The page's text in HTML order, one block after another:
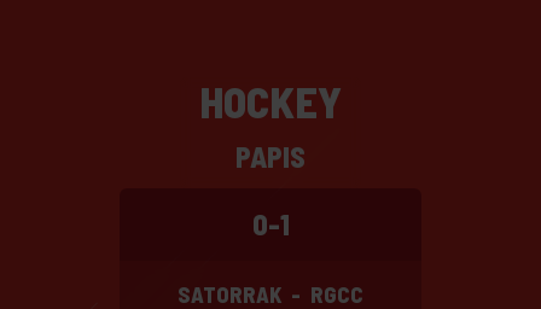
HOCKEY
PAPIS
0-1
SATORRAK - RGCC